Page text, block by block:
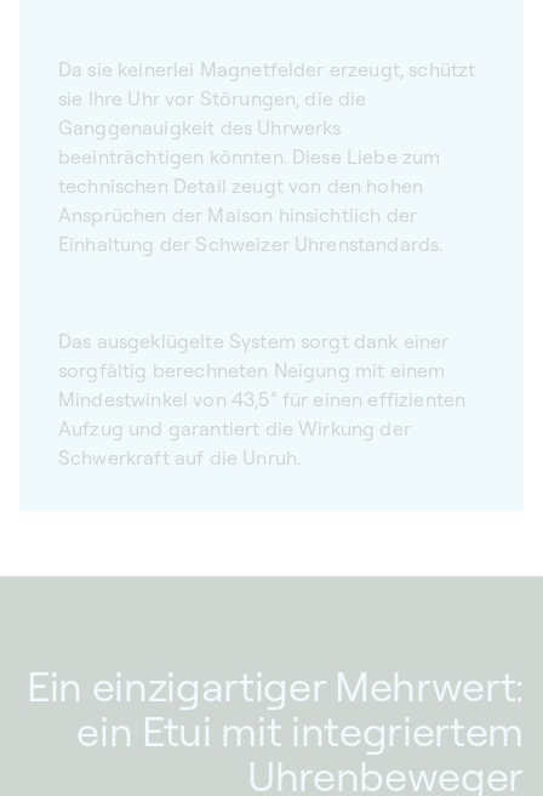
Da sie keinerlei Magnetfelder erzeugt, schützt
sie Ihre Uhr vor Störungen, die die
Ganggenauigkeit des Uhrwerks
beeinträchtigen könnten. Diese Liebe zum
technischen Detail zeugt von den hohen
Ansprüchen der Maison hinsichtlich der
Einhaltung der Schweizer Uhrenstandards.
Das ausgeklügelte System sorgt dank einer
sorgfältig berechneten Neigung mit einem
Mindestwinkel von 43,5° für einen effizienten
Aufzug und garantiert die Wirkung der
Schwerkraft auf die Unruh.
Ein einzigartiger Mehrwert:
ein Etui mit integriertem
Uhrenbeweger